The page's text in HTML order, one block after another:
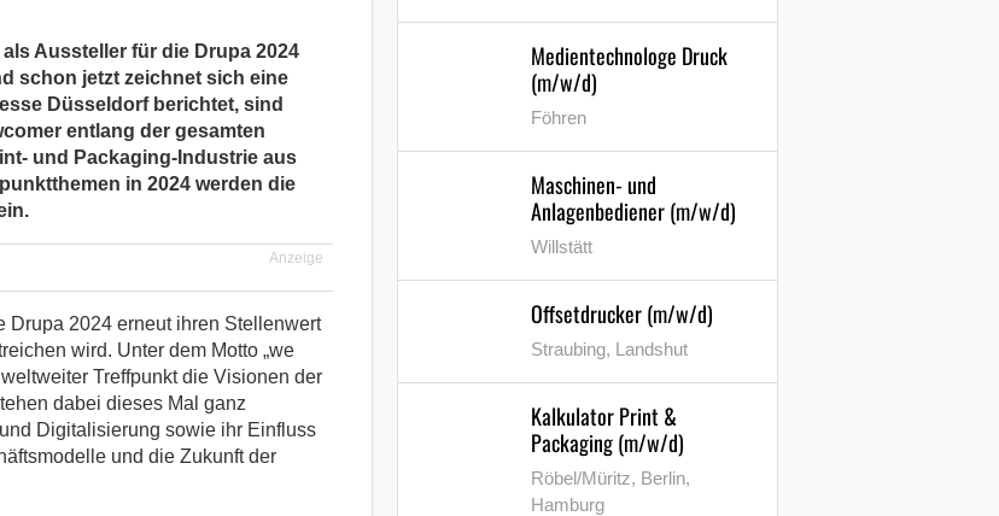
Aussteller für die Drupa 2024
schon jetzt zeichnet sich eine
Düsseldorf berichtet, sind
entlang der gesamten
und Packaging-Industrie aus
in 2024 werden die
Anzeige
Drupa 2024 erneut ihren Stellenwert
wird. Unter dem Motto „we
Treffpunkt die Visionen der
dabei dieses Mal ganz
Digitalisierung sowie ihr Einfluss
und die Zukunft der
Medientechnologe Druck
(m/w/d)
Föhren
Maschinen- und
Anlagenbediener (m/w/d)
Willstätt
Offsetdrucker (m/w/d)
Straubing, Landshut
Kalkulator Print &
Packaging (m/w/d)
Röbel/Müritz, Berlin,
Hamburg